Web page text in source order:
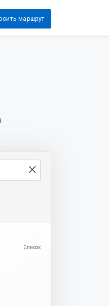
маршрут